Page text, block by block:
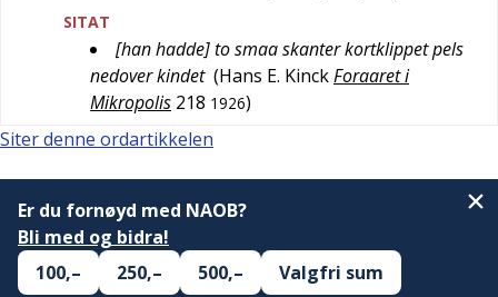
SITAT
[han hadde] to smaa skanter kortklippet pels
nedover kindet (Hans E. KinckForaaret i
Mikropolis 218 1926)
Siter denne ordartikkelen
Er du fornøyd med NAOB?
Bli med og bidra!
100,–
250,– 500,– Valgfri sum